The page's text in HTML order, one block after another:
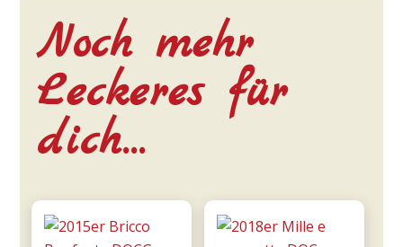
Noch mehr
Leckeres für
dich…